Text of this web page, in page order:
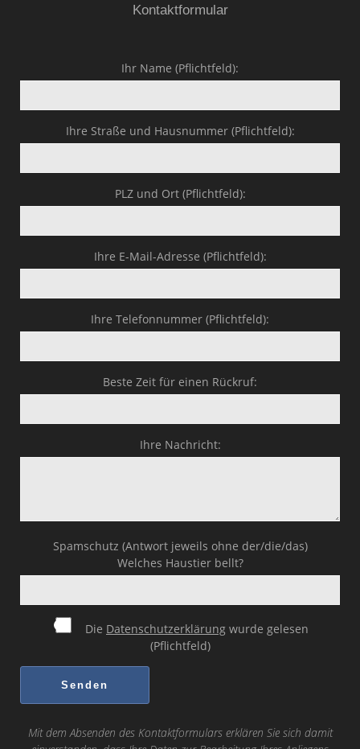
Kontaktformular
Ihr Name (Pflichtfeld):
Ihre Straße und Hausnummer (Pflichtfeld):
PLZ und Ort (Pflichtfeld):
Ihre E-Mail-Adresse (Pflichtfeld):
Ihre Telefonnummer (Pflichtfeld):
Beste Zeit für einen Rückruf:
Ihre Nachricht:
Spamschutz (Antwort jeweils ohne der/die/das)
Welches Haustier bellt?
Die Datenschutzerklärung wurde gelesen
(Pflichtfeld)
Mit dem Absenden des Kontaktformulars erklären Sie sich damit